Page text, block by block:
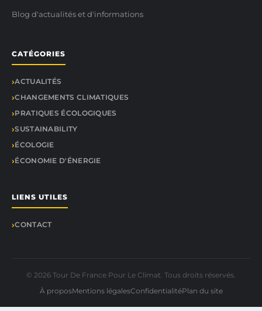
Blog d'actualités et d'informations
CATÉGORIES
ACTUALITÉS
CHANGEMENTS CLIMATIQUES
PRATIQUES ÉCOLOGIQUES
SUSTAINABILITY
ÉCOLOGIE
ÉCONOMIE D'ÉNERGIE
LIENS UTILES
CONTACT
© 2026 Tour De France Pour Le Climat. Tous droits réservés.
À proposMentions légalesConfidentialitéPlan du site